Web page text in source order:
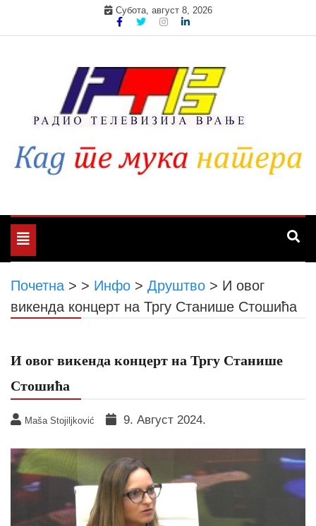
Субота, август 8, 2026
Toggle
navigation
Почетна > > Инфо > Друштво > И овог
викенда концерт на Тргу Станише Стошића
И овог викенда концерт на Тргу Станише
Стошића
Maša Stojiljković 9. Август 2024.